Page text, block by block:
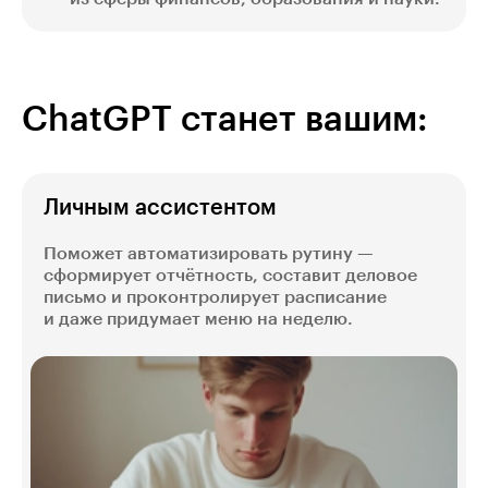
ChatGPT станет вашим:
Личным ассистентом
Поможет автоматизировать рутину —
сформирует отчётность, составит деловое
письмо и проконтролирует расписание
и даже придумает меню на неделю.